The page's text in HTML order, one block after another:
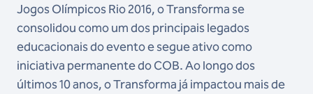
Jogos Olímpicos Rio 2016, o Transforma se
consolidou como um dos principais legados
educacionais do evento e segue ativo como
iniciativa permanente do COB. Ao longo dos
últimos 10 anos, o Transforma já impactou mais de